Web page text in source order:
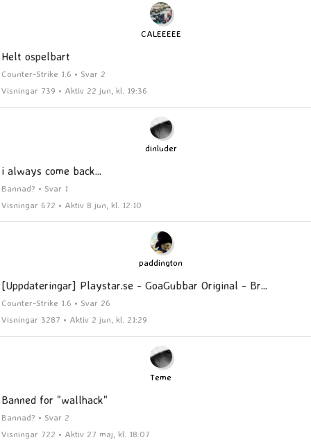
CALEEEEE
Helt ospelbart
Counter-Strike 1.6 • Svar 2
Visningar 739 • Aktiv 22 jun, kl. 19:36
dinluder
i always come back...
Bannad? • Svar 1
Visningar 672 • Aktiv 8 jun, kl. 12:10
paddington
[Uppdateringar] Playstar.se - GoaGubbar Original - Br...
Counter-Strike 1.6 • Svar 26
Visningar 3287 • Aktiv 2 jun, kl. 21:29
Teme
Banned for "wallhack"
Bannad? • Svar 2
Visningar 722 • Aktiv 27 maj, kl. 18:07